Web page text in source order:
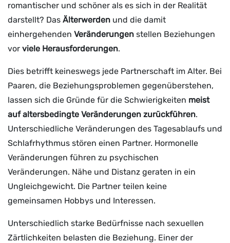
romantischer und schöner als es sich in der Realität
darstellt? Das Älterwerden und die damit
einhergehenden Veränderungen stellen Beziehungen
vor viele Herausforderungen.
Dies betrifft keineswegs jede Partnerschaft im Alter. Bei
Paaren, die Beziehungsproblemen gegenüberstehen,
lassen sich die Gründe für die Schwierigkeiten meist
auf altersbedingte Veränderungen zurückführen.
Unterschiedliche Veränderungen des Tagesablaufs und
Schlafrhythmus stören einen Partner. Hormonelle
Veränderungen führen zu psychischen
Veränderungen. Nähe und Distanz geraten in ein
Ungleichgewicht. Die Partner teilen keine
gemeinsamen Hobbys und Interessen.
Unterschiedlich starke Bedürfnisse nach sexuellen
Zärtlichkeiten belasten die Beziehung. Einer der